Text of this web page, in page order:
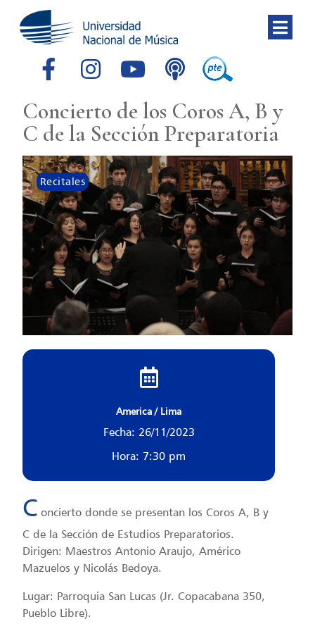
Concierto de los Coros A, B y
C de la Sección Preparatoria
Recitales
America / Lima
Fecha: 26/11/2023
Hora: 7:30 pm
C oncierto donde se presentan los Coros A, B y
C de la Sección de Estudios Preparatorios.
Dirigen: Maestros Antonio Araujo, Américo
Mazuelos y Nicolás Bedoya.
Lugar: Parroquia San Lucas (Jr. Copacabana 350,
Pueblo Libre).